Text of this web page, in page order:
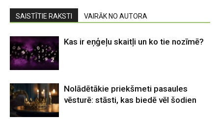
SAISTĪTIE RAKSTI VAIRĀK NO AUTORA
Kas ir eņģeļu skaitļi un ko tie nozīmē?
Nolādētākie priekšmeti pasaules
vēsturē: stāsti, kas biedē vēl šodien